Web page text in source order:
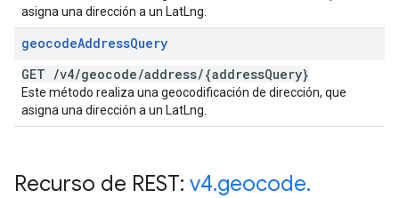
asigna una dirección a un LatLng.
geocodeAddressQuery
GET /v4/geocode/address/{addressQuery}
Este método realiza una geocodificación de dirección, que
asigna una dirección a un LatLng.
Recurso de REST: v4.geocode.